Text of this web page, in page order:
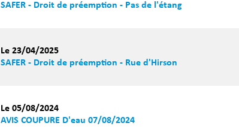
SAFER - Droit de préemption - Pas de l'étang
Le 23/04/2025
SAFER - Droit de préemption - Rue d'Hirson
Le 05/08/2024
AVIS COUPURE D'eau 07/08/2024